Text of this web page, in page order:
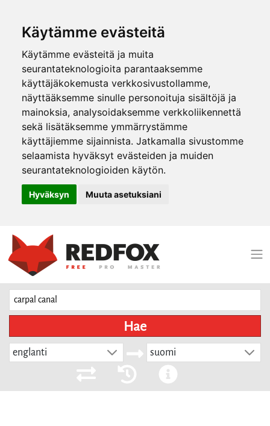
Käytämme evästeitä
Käytämme evästeitä ja muita
seurantateknologioita parantaaksemme
käyttäjäkokemusta verkkosivustollamme,
näyttääksemme sinulle personoituja sisältöjä ja
mainoksia, analysoidaksemme verkkoliikennettä
sekä lisätäksemme ymmärrystämme
käyttäjiemme sijainnista. Jatkamalla sivustomme
selaamista hyväksyt evästeiden ja muiden
seurantateknologioiden käytön.
Hyväksyn Muuta asetuksiani
Hae
englanti suomi